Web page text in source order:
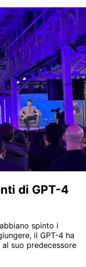
di GPT-4
spinto i
il GPT-4 ha
suo predecessore